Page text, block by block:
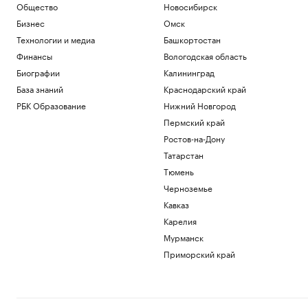
Общество
Бизнес
Технологии и медиа
Финансы
Биографии
База знаний
РБК Образование
Новосибирск
Омск
Башкортостан
Вологодская область
Калининград
Краснодарский край
Нижний Новгород
Пермский край
Ростов-на-Дону
Татарстан
Тюмень
Черноземье
Кавказ
Карелия
Мурманск
Приморский край